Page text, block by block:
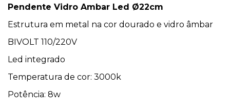
Pendente Vidro Ambar Led Ø22cm
Estrutura em metal na cor dourado e vidro âmbar
BIVOLT 110/220V
Led integrado
Temperatura de cor: 3000k
Potência: 8w